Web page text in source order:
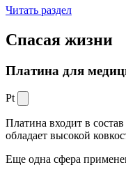
Читать раздел
Спасая жизни
Платина для
Pt
Платина входит в
обладает высокой
Еще одна сфера